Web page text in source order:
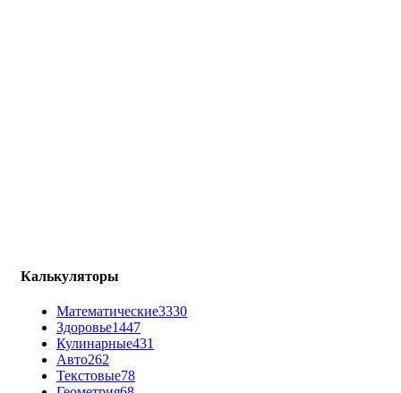
Калькуляторы
Математические3330
Здоровье1447
Кулинарные431
Авто262
Текстовые78